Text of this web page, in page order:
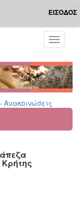
ΕΙΣΟΔΟΣ
Toggle
Ανακοινώσεις